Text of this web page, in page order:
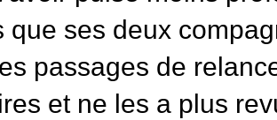
que ses deux
passages de
et ne les a plus